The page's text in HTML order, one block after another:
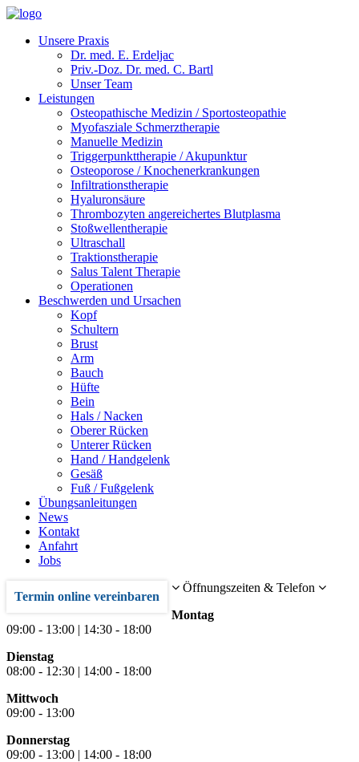
Unsere Praxis
Dr. med. E. Erdeljac
Priv.-Doz. Dr. med. C. Bartl
Unser Team
Leistungen
Osteopathische Medizin / Sportosteopathie
Myofasziale Schmerztherapie
Manuelle Medizin
Triggerpunkttherapie / Akupunktur
Osteoporose / Knochenerkrankungen
Infiltrationstherapie
Hyaluronsäure
Thrombozyten angereichertes Blutplasma
Stoßwellentherapie
Ultraschall
Traktionstherapie
Salus Talent Therapie
Operationen
Beschwerden und Ursachen
Kopf
Schultern
Brust
Arm
Bauch
Hüfte
Bein
Hals / Nacken
Oberer Rücken
Unterer Rücken
Hand / Handgelenk
Gesäß
Fuß / Fußgelenk
Übungsanleitungen
News
Kontakt
Anfahrt
Jobs
Termin online vereinbaren
Öffnungszeiten & Telefon
Montag
09:00 - 13:00 | 14:30 - 18:00
Dienstag
08:00 - 12:30 | 14:00 - 18:00
Mittwoch
09:00 - 13:00
Donnerstag
09:00 - 13:00 | 14:00 - 18:00